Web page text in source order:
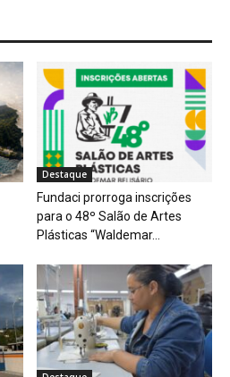
Destaque
Fundaci prorroga inscrições
para o 48º Salão de Artes
Plásticas “Waldemar...